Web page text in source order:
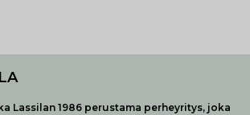
Lassilan 1986 perustama perheyritys, joka